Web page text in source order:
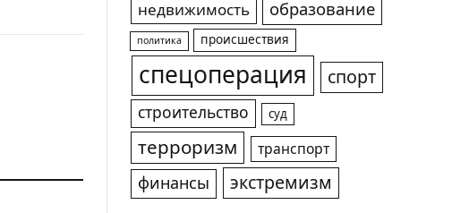
недвижимость
образование
политика происшествия
спецоперация спорт
строительство суд
терроризм транспорт
финансы экстремизм